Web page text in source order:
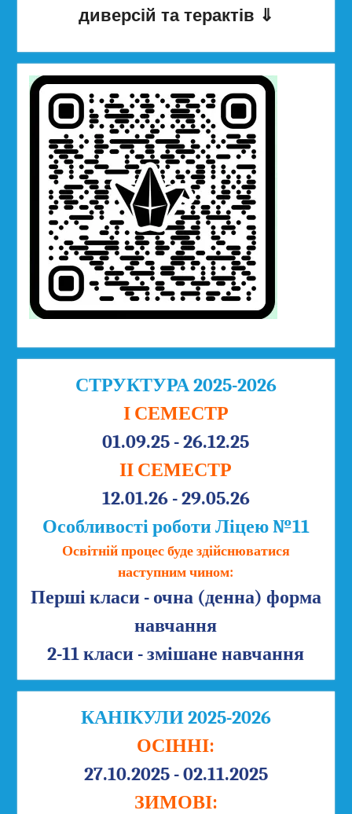
диверсій та терактів ⇓
СТРУКТУРА 2025-2026
І СЕМЕСТР
01.09.25 - 26.12.25
ІІ СЕМЕСТР
12.01.26 - 29.05.26
Особливості роботи Ліцею №11
Освітній процес буде здійснюватися
наступним чином:
Перші класи - очна (денна) форма
навчання
2-11 класи - змішане навчання
КАНІКУЛИ 2025-2026
ОСІННІ:
27.10.2025 - 02.11.2025
ЗИМОВІ: